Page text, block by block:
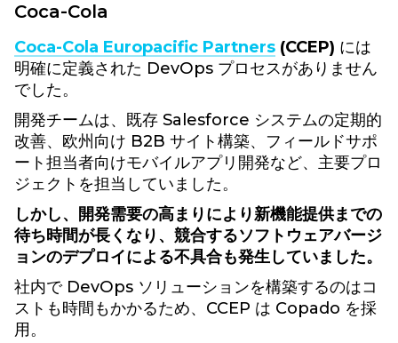
Coca-Cola
Coca-Cola Europacific Partners (CCEP) には
明確に定義された DevOps プロセスがありません
でした。
開発チームは、既存 Salesforce システムの定期的
改善、欧州向け B2B サイト構築、フィールドサポ
ート担当者向けモバイルアプリ開発など、主要プロ
ジェクトを担当していました。
しかし、開発需要の高まりにより新機能提供までの
待ち時間が長くなり、競合するソフトウェアバージ
ョンのデプロイによる不具合も発生していました。
社内で DevOps ソリューションを構築するのはコ
ストも時間もかかるため、CCEP は Copado を採
用。